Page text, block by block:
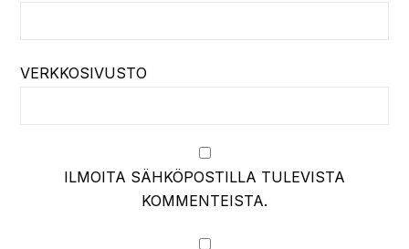
VERKKOSIVUSTO
ILMOITA SÄHKÖPOSTILLA TULEVISTA
KOMMENTEISTA.